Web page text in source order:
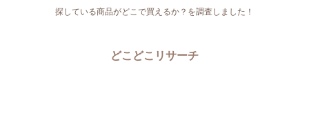
探している商品がどこで買えるか？を調査しました！
どこどこリサーチ